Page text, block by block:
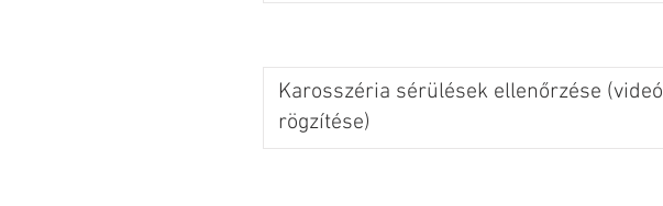
Karosszéria sérülések ellenőrzése (videó
rögzítése)